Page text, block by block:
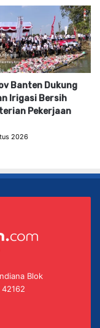
Banten Dukung
Irigasi Bersih
Pekerjaan
2026
Blok